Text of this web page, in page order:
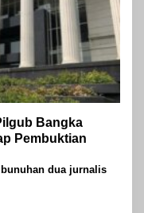
Bangka
Pembuktian
dua jurnalis